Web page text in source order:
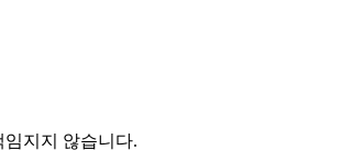
지지 않습니다.